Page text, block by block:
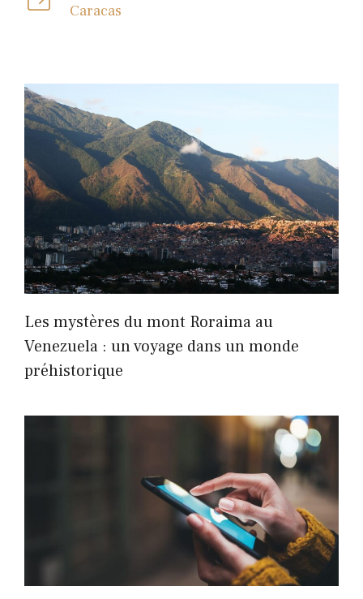
Caracas
Les mystères du mont Roraima au
Venezuela : un voyage dans un monde
préhistorique